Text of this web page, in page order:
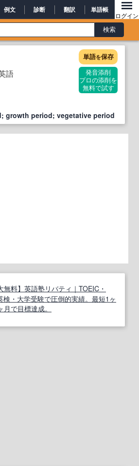
例文 診断 翻訳 単語帳
ログイン
語
単語を保存
発音添削
プロの添削を
無料で試す
growth period; vegetative period
無料】英語塾リバティ｜TOEIC・
検・大学受験で圧倒的実績。最短1ヶ
で目標達成。